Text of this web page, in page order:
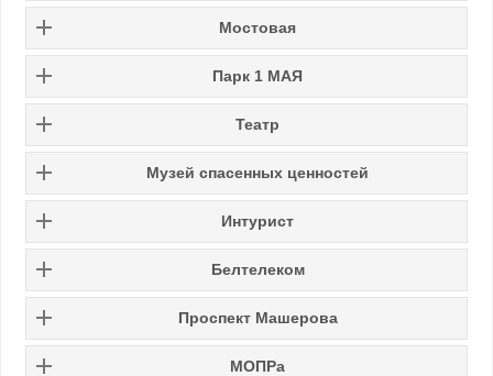
Мостовая
Парк 1 МАЯ
Театр
Музей спасенных ценностей
Интурист
Белтелеком
Проспект Машерова
МОПРа